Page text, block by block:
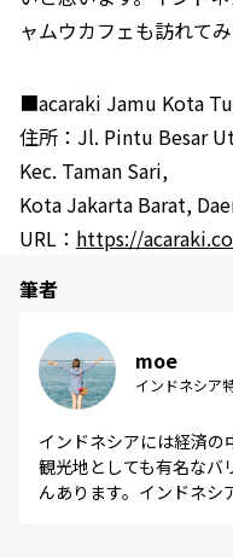
ャムウカフェも訪れてみ
■acaraki Jamu Kota
住所：Jl. Pintu Besar
Kec. Taman Sari,
Kota Jakarta Barat,
URL： https://
筆者
moe
インドネシア
インドネシアには経済の
観光地としても有名なバ
んあります。インドネシ